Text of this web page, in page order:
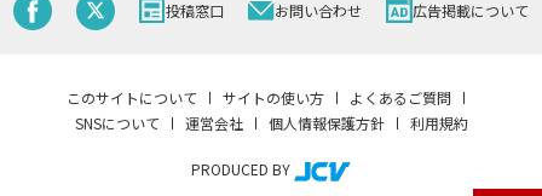
投稿窓口 お問い合わせ 広告掲載について
このサイトについて サイトの使い方
よくあるご質問
SNSについて
運営会社 個人情報保護方針 利用規約
PRODUCED BY